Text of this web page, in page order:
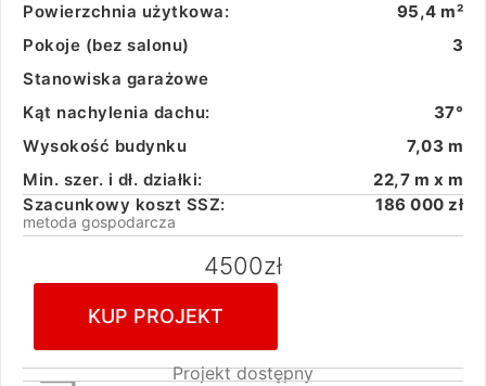
Powierzchnia użytkowa:
95,4 m²
Pokoje (bez salonu)
3
Stanowiska garażowe
Kąt nachylenia dachu:
37°
Wysokość budynku
7,03 m
Min. szer. i dł. działki:
22,7 m x m
Szacunkowy koszt SSZ:
186 000 zł
metoda gospodarcza
4500zł
KUP PROJEKT
Projekt dostępny